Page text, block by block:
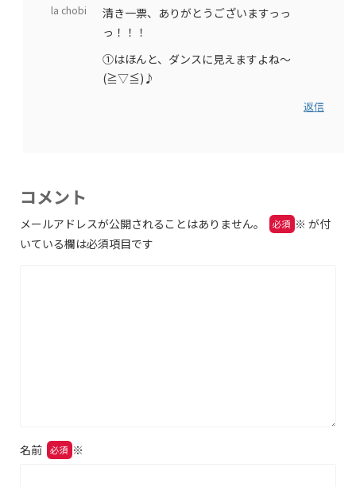
la chobi
清き一票、ありがとうございますっっ
っ！！！
➀はほんと、ダンスに見えますよね～
(≧▽≦)♪
返信
コメント
メールアドレスが公開されることはありません。 ※ が付
いている欄は必須項目です
名前 ※